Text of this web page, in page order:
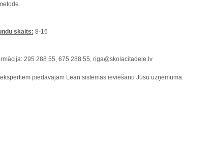
skaits: 8-16
295 288 55, 675 288 55, riga@skolacitadele.lv
piedāvājam Lean sistēmas ieviešanu Jūsu uzņēmumā.